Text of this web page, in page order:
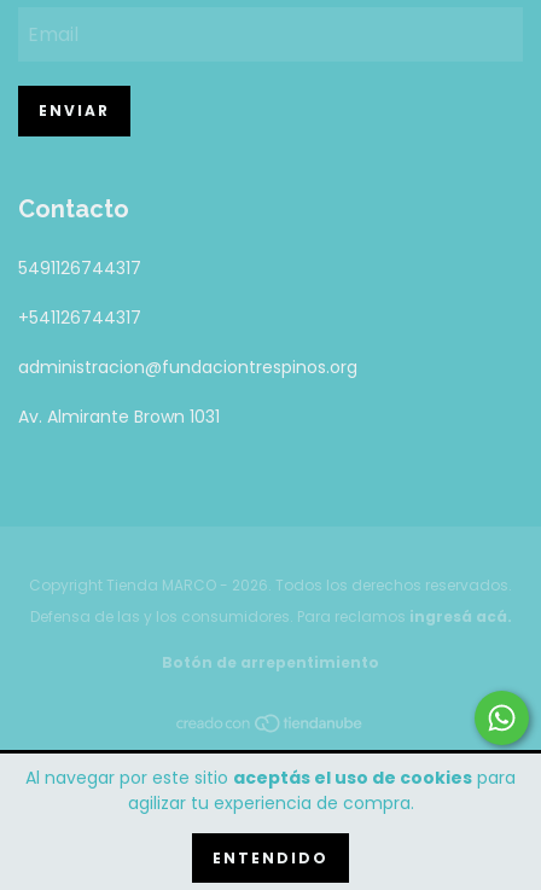
Al navegar por este sitio aceptás el uso de cookies para
agilizar tu experiencia de compra.
ENTENDIDO
Contacto
5491126744317
+541126744317
administracion@fundaciontrespinos.org
Av. Almirante Brown 1031
Copyright Tienda MARCO - 2026. Todos los derechos reservados.
Defensa de las y los consumidores. Para reclamos ingresá acá.
Botón de arrepentimiento